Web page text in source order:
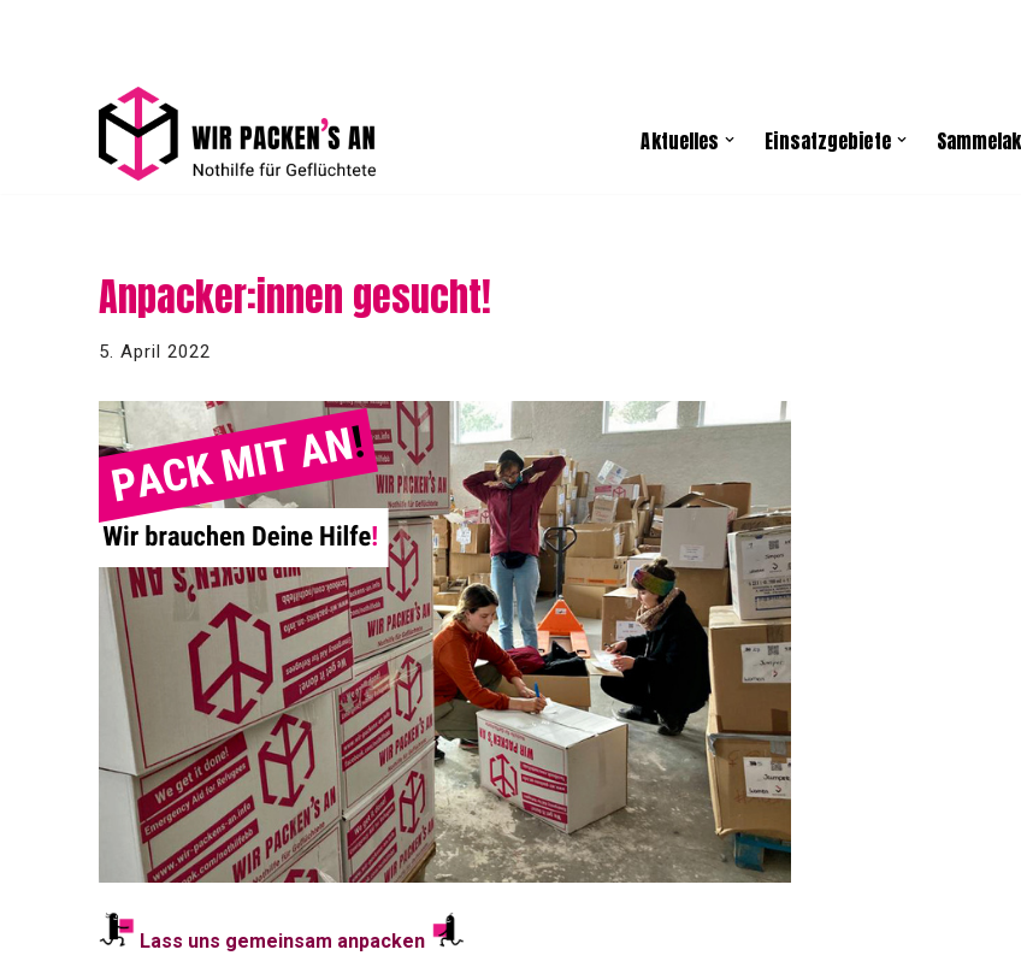
Aktuelles Einsatzgebiete
Anpacker:innen gesucht!
5. April 2022
Lass uns gemeinsam anpacken